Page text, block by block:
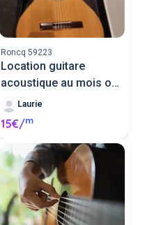
Roncq 59223
Location guitare
acoustique au mois ou
à l'année
Laurie
15€/m